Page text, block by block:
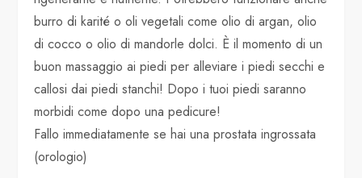
burro di karité o oli vegetali come olio di argan, olio
di cocco o olio di mandorle dolci. È il momento di un
buon massaggio ai piedi per alleviare i piedi secchi e
callosi dai piedi stanchi! Dopo i tuoi piedi saranno
morbidi come dopo una pedicure!
Fallo immediatamente se hai una prostata ingrossata
(orologio)